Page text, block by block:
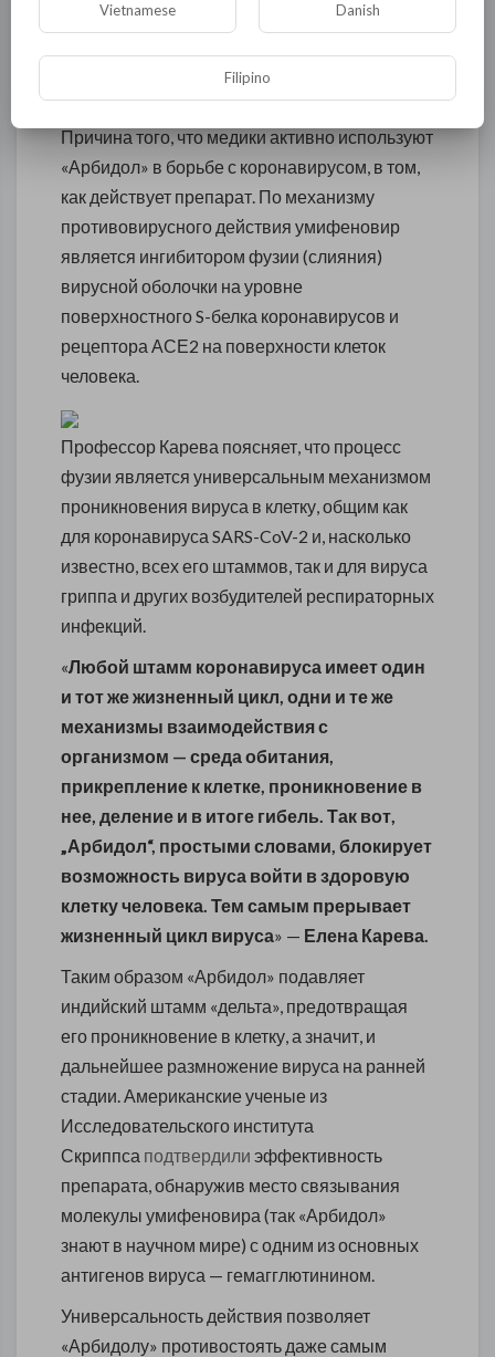
рекомендаций Минздрава России по
профилактике и лечению COVID-19, а также в
комиссии здравоохранения Китая.
Причина того, что медики активно используют
«Арбидол» в борьбе с коронавирусом, в том,
как действует препарат. По механизму
противовирусного действия умифеновир
является ингибитором фузии (слияния)
вирусной оболочки на уровне
поверхностного S-белка коронавирусов и
рецептора АСЕ2 на поверхности клеток
человека.
Профессор Карева поясняет, что процесс
фузии является универсальным механизмом
проникновения вируса в клетку, общим как
для коронавируса SARS-CoV-2 и, насколько
известно, всех его штаммов, так и для вируса
гриппа и других возбудителей респираторных
инфекций.
«Любой штамм коронавируса имеет один
и тот же жизненный цикл, одни и те же
механизмы взаимодействия с
организмом — среда обитания,
прикрепление к клетке, проникновение в
нее, деление и в итоге гибель. Так вот,
„Арбидол“, простыми словами, блокирует
возможность вируса войти в здоровую
клетку человека. Тем самым прерывает
жизненный цикл вируса» — Елена Карева.
Таким образом «Арбидол» подавляет
индийский штамм «дельта», предотвращая
его проникновение в клетку, а значит, и
дальнейшее размножение вируса на ранней
стадии. Американские ученые из
Исследовательского института
Скриппса подтвердили эффективность
препарата, обнаружив место связывания
молекулы умифеновира (так «Арбидол»
знают в научном мире) с одним из основных
антигенов вируса — гемагглютинином.
Универсальность действия позволяет
«Арбидолу» противостоять даже самым
Vietnamese Danish
Filipino